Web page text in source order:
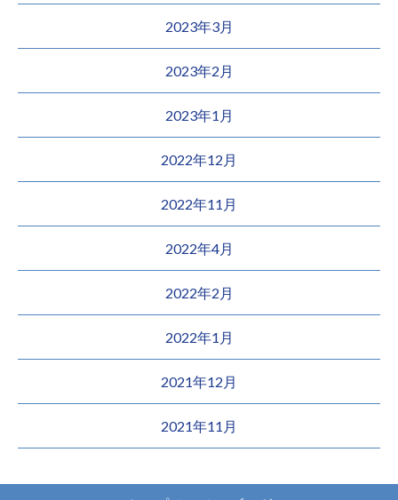
2023年3月
2023年2月
2023年1月
2022年12月
2022年11月
2022年4月
2022年2月
2022年1月
2021年12月
2021年11月